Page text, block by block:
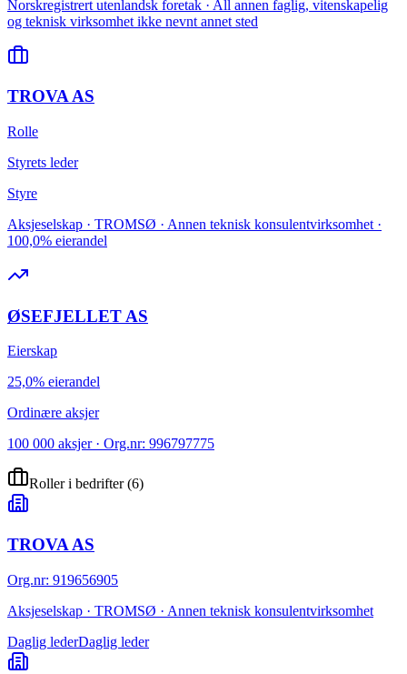
Norskregistrert utenlandsk foretak · All annen faglig, vitenskapelig
og teknisk virksomhet ikke nevnt annet sted
TROVA AS
Rolle
Styrets leder
Styre
Aksjeselskap · TROMSØ · Annen teknisk konsulentvirksomhet ·
100,0% eierandel
ØSEFJELLET AS
Eierskap
25,0% eierandel
Ordinære aksjer
100 000 aksjer · Org.nr: 996797775
Roller i bedrifter(6)
TROVA AS
Org.nr: 919656905
Aksjeselskap · TROMSØ · Annen teknisk konsulentvirksomhet
Daglig lederDaglig leder